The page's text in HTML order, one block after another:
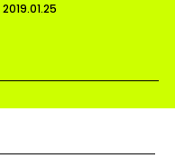
2019.01.25